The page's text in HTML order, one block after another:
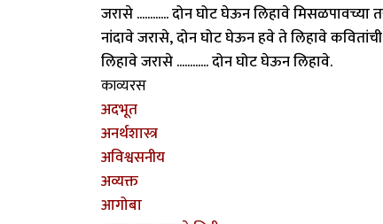
जरासे ............ दोन घोट घेऊन लिहावे
नांदावे जरासे, दोन घोट घेऊन हवे ते लिहावे
लिहावे जरासे ............ दोन घोट घेऊन लिहावे.
काव्यरस
अदभूत
अनर्थशास्त्र
अविश्वसनीय
अव्यक्त
आगोबा